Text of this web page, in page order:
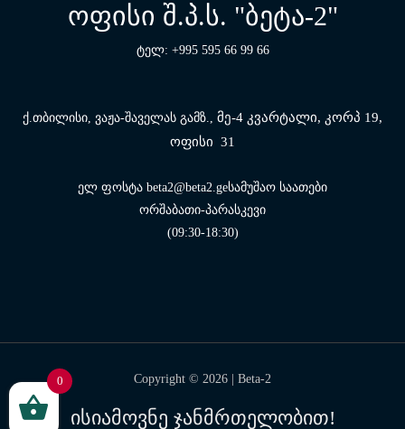
ოფისი შ.პ.ს. "ბეტა-2"
ტელ: +995 595 66 99 66
ქ.თბილისი, ვაჟა-შაველას გამზ., მე-4 კვარტალი, კორპ 19,
ოფისი 31
ელ ფოსტა beta2@beta2.geსამუშაო საათები
ორშაბათი-პარასკევი
(09:30-18:30)
Copyright © 2026 | Beta-2
ისიამოვნე ჯანმრთელობით!
0